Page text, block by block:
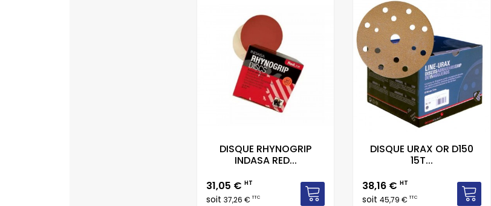
DISQUE RHYNOGRIP
INDASA RED...
Prix
31,05 € HT
soit 37,26 €TTC
DISQUE URAX OR D150
15T...
Prix
38,16 €HT
soit45,79 €TTC